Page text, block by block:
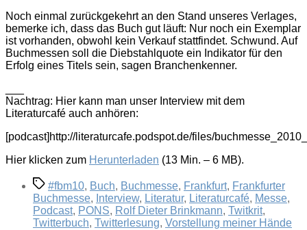
Noch einmal zurückgekehrt an den Stand unseres Verlages,
bemerke ich, dass das Buch gut läuft: Nur noch ein Exemplar
ist vorhanden, obwohl kein Verkauf stattfindet. Schwund. Auf
Buchmessen soll die Diebstahlquote ein Indikator für den
Erfolg eines Titels sein, sagen Branchenkenner.
Nachtrag: Hier kann man unser Interview mit dem
Literaturcafé auch anhören:
[podcast]http://literaturcafe.podspot.de/files/
Hier klicken zum Herunterladen (13 Min. – 6 MB).
Schlagwörter
#fbm10, Buch, Buchmesse, Frankfurt, Frankfurter
Buchmesse, Interview, Literatur, Literaturcafé, Messe,
Podcast, PONS, Rolf Dieter Brinkmann, Twitkrit,
Twitterbuch, Twitterlesung, Vorstellung meiner Hände